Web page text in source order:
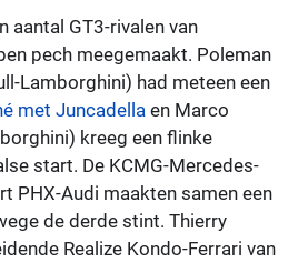
aantal GT3-rivalen van
pech meegemaakt. Poleman
Lamborghini) had meteen een
met Juncadella en Marco
kreeg een flinke
start. De KCMG-Mercedes-
PHX-Audi maakten samen een
de derde stint. Thierry
Realize Kondo-Ferrari van